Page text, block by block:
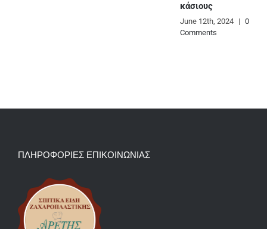
κάσιους
June 12th, 2024 | 0
Comments
ΠΛΗΡΟΦΟΡΙΕΣ ΕΠΙΚΟΙΝΩΝΙΑΣ